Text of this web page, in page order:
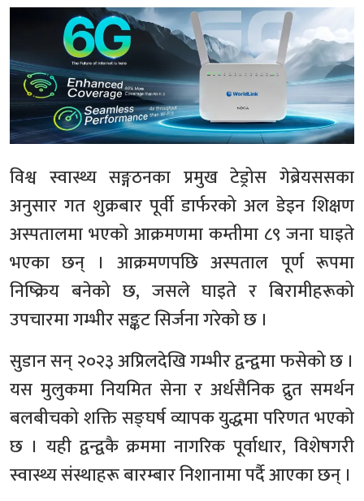
विश्व स्वास्थ्य सङ्गठनका प्रमुख टेड्रोस गेब्रेयससका
अनुसार गत शुक्रबार पूर्वी डार्फरको अल डेइन शिक्षण
अस्पतालमा भएको आक्रमणमा कम्तीमा ८९ जना घाइते
भएका छन् । आक्रमणपछि अस्पताल पूर्ण रूपमा
निष्क्रिय बनेको छ, जसले घाइते र बिरामीहरूको
उपचारमा गम्भीर सङ्कट सिर्जना गरेको छ ।
सुडान सन् २०२३ अप्रिलदेखि गम्भीर द्वन्द्वमा फसेको छ ।
यस मुलुकमा नियमित सेना र अर्धसैनिक द्रुत समर्थन
बलबीचको शक्ति सङ्घर्ष व्यापक युद्धमा परिणत भएको
छ । यही द्वन्द्वकै क्रममा नागरिक पूर्वाधार, विशेषगरी
स्वास्थ्य संस्थाहरू बारम्बार निशानामा पर्दै आएका छन् ।